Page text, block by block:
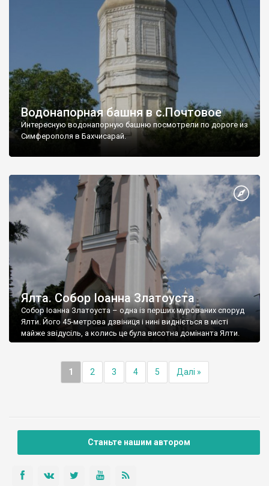
Водонапорная башня в с.Почтовое
Интересную водонапорную башню посмотрели по дороге из
Симферополя в Бахчисарай.
Ялта. Собор Іоанна Златоуста
Собор Іоанна Златоуста – одна із перших мурованих споруд
Ялти. Його 45-метрова дзвіниця і нині видніється в місті
майже звідусіль, а колись це була висотна домінанта Ялти.
1 2 3 4 5 Далі »
Станьте нашим автором